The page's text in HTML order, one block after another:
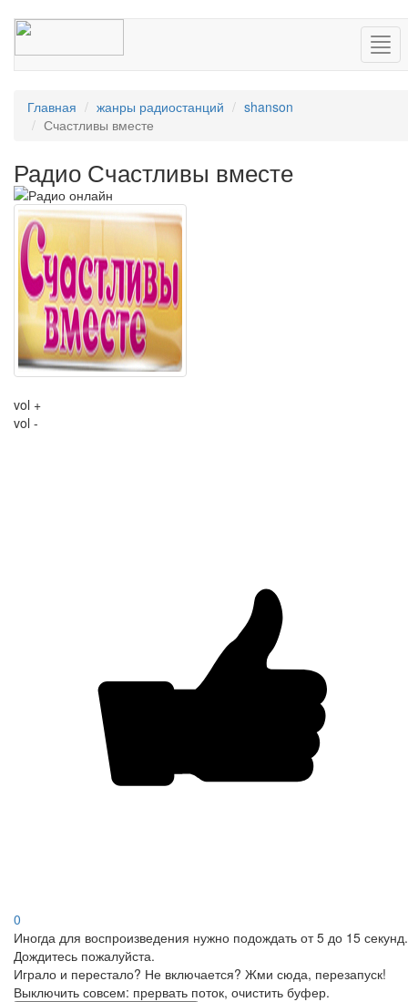
Главная жанры радиостанций
shanson
Счастливы вместе
Радио Счастливы вместе
vol +
vol -
0
Иногда для воспроизведения нужно подождать от 5 до 15 секунд.
Дождитесь пожалуйста.
Играло и перестало? Не включается? Жми сюда, перезапуск!
Выключить совсем: прервать поток, очистить буфер.